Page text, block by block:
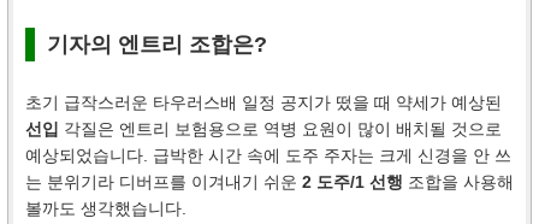
기자의 엔트리 조합은?
초기 급작스러운 타우러스배 일정 공지가 떴을 때 약세가 예상된
선입 각질은 엔트리 보험용으로 역병 요원이 많이 배치될 것으로
예상되었습니다. 급박한 시간 속에 도주 주자는 크게 신경을 안 쓰
는 분위기라 디버프를 이겨내기 쉬운 2 도주/1 선행 조합을 사용해
볼까도 생각했습니다.